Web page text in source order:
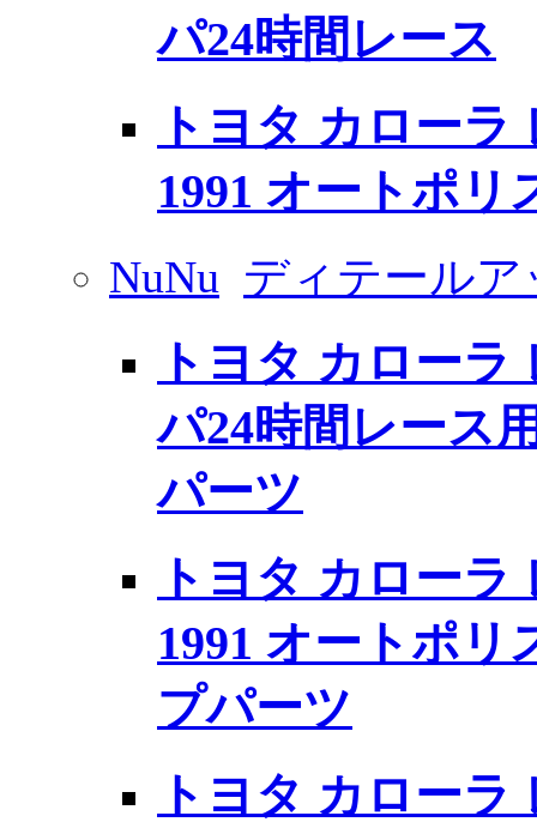
パ24時間レース
トヨタ カロー
1991 オートポリ
NuNu ディテール
トヨタ カローラ
パ24時間レース
パーツ
トヨタ カロー
1991 オートポリ
プパーツ
トヨタ カローラ